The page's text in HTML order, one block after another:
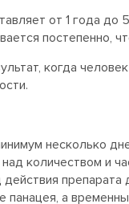
от 1 года
постепенно,
когда
несколько
количеством и
панацея, а